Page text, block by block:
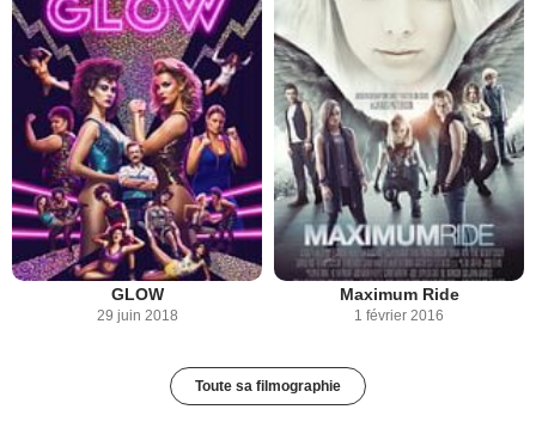
GLOW
29 juin 2018
Maximum Ride
1 février 2016
Toute sa filmographie